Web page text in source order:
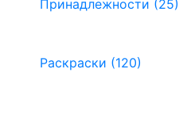
Принадлежности (25)
Раскраски (120)